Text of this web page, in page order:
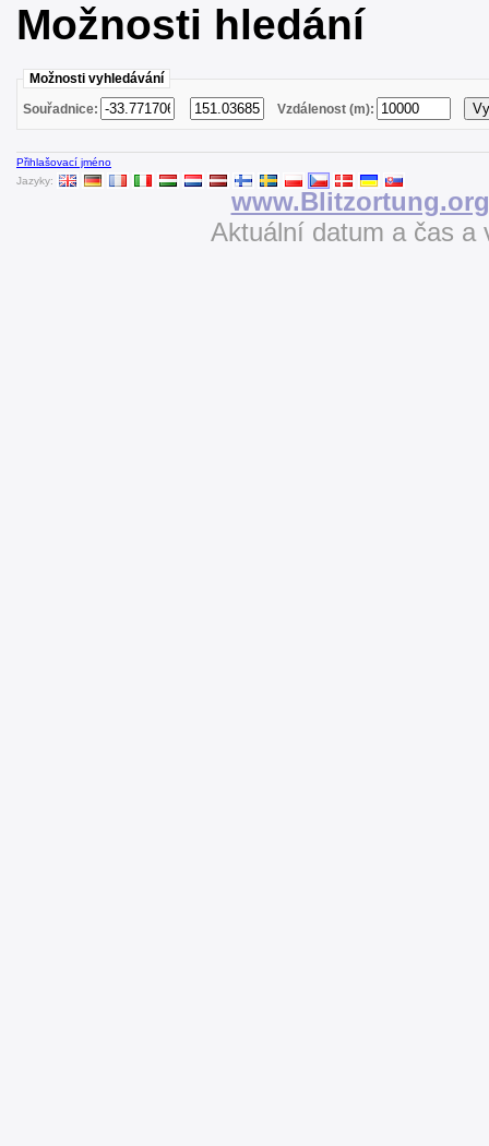
Možnosti hledání
Možnosti vyhledávání
Souřadnice:
Vzdálenost (m):
Přihlašovací jméno
Jazyky:
www.Blitzortung.org
Aktuální datum a čas